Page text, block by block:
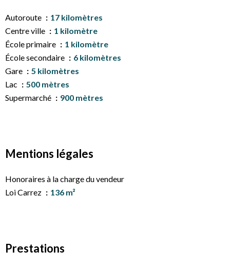
Autoroute
17 kilomètres
Centre ville
1 kilomètre
École primaire
1 kilomètre
École secondaire
6 kilomètres
Gare
5 kilomètres
Lac
500 mètres
Supermarché
900 mètres
Mentions légales
Honoraires à la charge du vendeur
Loi Carrez
136 m²
Prestations